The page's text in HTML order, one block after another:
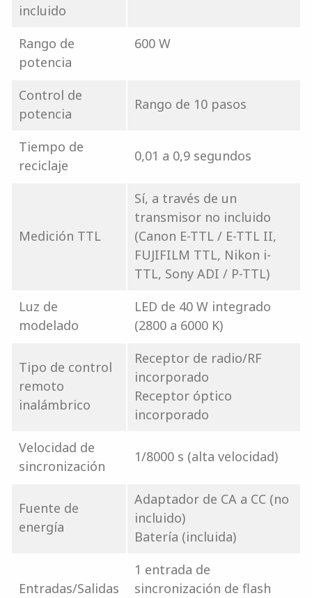
incluido
Rango de
potencia
600 W
Control de
potencia
Rango de 10 pasos
Tiempo de
reciclaje
0,01 a 0,9 segundos
Medición TTL
Sí, a través de un
transmisor no incluido
(Canon E-TTL / E-TTL II,
FUJIFILM TTL, Nikon i-
TTL, Sony ADI / P-TTL)
Luz de
modelado
LED de 40 W integrado
(2800 a 6000 K)
Tipo de control
remoto
inalámbrico
Receptor de radio/RF
incorporado
Receptor óptico
incorporado
Velocidad de
sincronización
1/8000 s (alta velocidad)
Fuente de
energía
Adaptador de CA a CC (no
incluido)
Batería (incluida)
Entradas/Salidas
1 entrada de
sincronización de flash